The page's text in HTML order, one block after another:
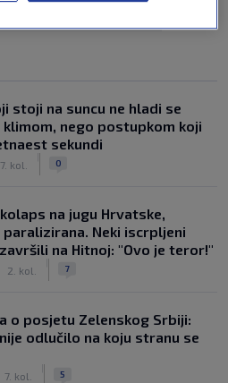
stoji na suncu ne hladi se
klimom, nego postupkom koji
sekundi
7. kol. 0
na jugu Hrvatske,
paralizirana. Neki iscrpljeni
na Hitnoj: "Ovo je teror!"
2. kol. 7
o posjetu Zelenskog Srbiji:
odlučilo na koju stranu se
7. kol. 5